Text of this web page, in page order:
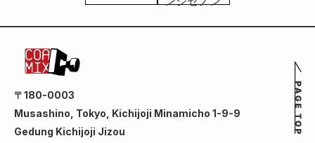
〒180-0003
Musashino, Tokyo, Kichijoji Minamicho 1-9-9
Gedung Kichijoji Jizou